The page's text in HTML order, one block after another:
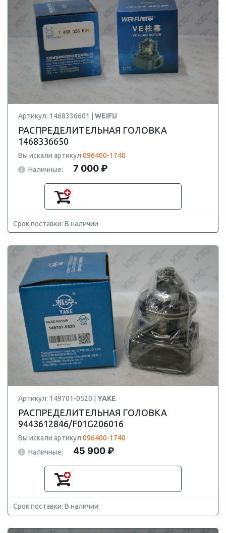
Артикул: 1468336601 | WEIFU
РАСПРЕДЕЛИТЕЛЬНАЯ ГОЛОВКА
1468336650
Вы искали артикул 096400-1740
Наличные:
7 000 ₽
Срок поставки: В наличии
Артикул: 149701-0520 | YAKE
РАСПРЕДЕЛИТЕЛЬНАЯ ГОЛОВКА
9443612846/F01G206016
Вы искали артикул 096400-1740
Наличные:
45 900 ₽
Срок поставки: В наличии